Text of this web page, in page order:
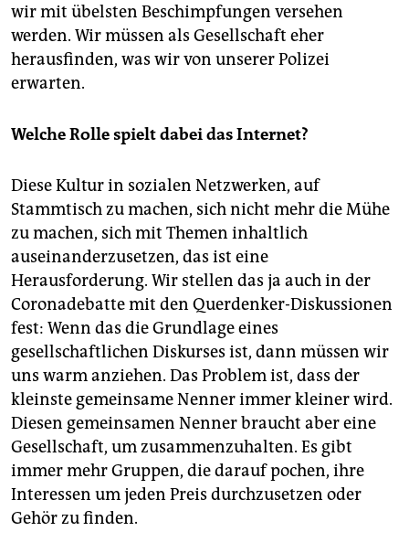
wir mit übelsten Beschimpfungen versehen
werden. Wir müssen als Gesellschaft eher
herausfinden, was wir von unserer Polizei
erwarten.
Welche Rolle spielt dabei das Internet?
Diese Kultur in sozialen Netzwerken, auf
Stammtisch zu machen, sich nicht mehr die Mühe
zu machen, sich mit Themen inhaltlich
auseinanderzusetzen, das ist eine
Herausforderung. Wir stellen das ja auch in der
Coronadebatte mit den Querdenker-Diskussionen
fest: Wenn das die Grundlage eines
gesellschaftlichen Diskurses ist, dann müssen wir
uns warm anziehen. Das Problem ist, dass der
kleinste gemeinsame Nenner immer kleiner wird.
Diesen gemeinsamen Nenner braucht aber eine
Gesellschaft, um zusammenzuhalten. Es gibt
immer mehr Gruppen, die darauf pochen, ihre
Interessen um jeden Preis durchzusetzen oder
Gehör zu finden.